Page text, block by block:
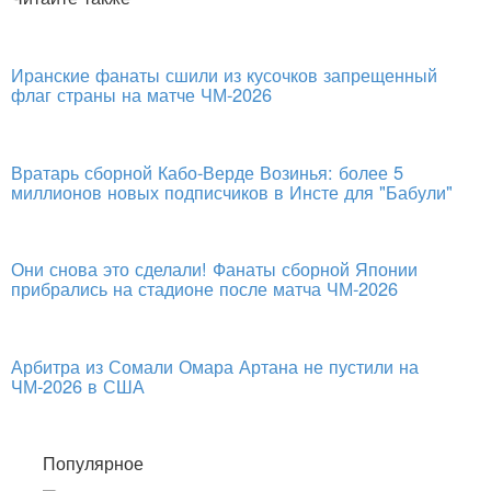
Иранские фанаты сшили из кусочков запрещенный
флаг страны на матче ЧМ-2026
Вратарь сборной Кабо-Верде Возинья: более 5
миллионов новых подписчиков в Инсте для "Бабули"
Они снова это сделали! Фанаты сборной Японии
прибрались на стадионе после матча ЧМ-2026
Арбитра из Сомали Омара Артана не пустили на
ЧМ-2026 в США
Популярное